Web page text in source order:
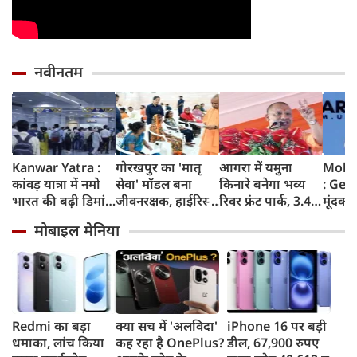
नवीनतम
Kanwar Yatra :
कांवड़ यात्रा में नमो
भारत की बढ़ी डिमांड,
कई स्टेशनों पर 50%
तक बढ़ी यात्रियों की
संख्या
गोरखपुर का 'मातृ
सेवा' मॉडल बना
जीवनरक्षक, हाईरिस्क
इलाज से बची 77
जिंदगियां
आगरा में यमुना
किनारे बनेगा भव्य
रिवर फ्रंट पार्क, 3.46
करेगी योगी सरकार;
मिलेंगी ये खास
सुविधाएं
:
मूंदकर
न
मोहन
क्या
मोबाइल मेनिया
Redmi का बड़ा
धमाका, लांच किया
क्या सच में 'अलविदा'
कह रहा है OnePlus?
iPhone 16 पर बड़ी
डील, 67,900 रुपए